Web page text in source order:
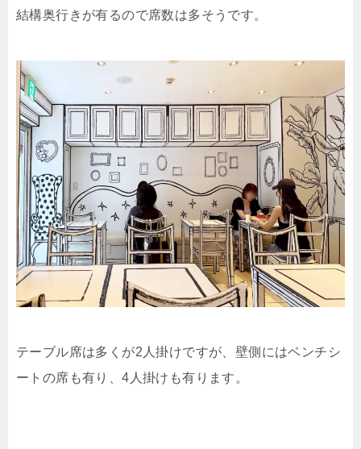
結構奥行きが有るので席数は多そうです。
テーブル席は多くが2人掛けですが、壁側にはベンチシ
ートの席も有り、4人掛けも有ります。